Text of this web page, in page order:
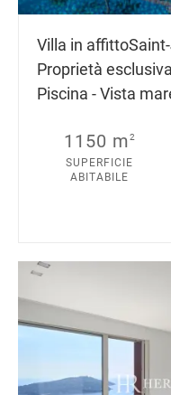
Villa in affitto
Proprietà
Piscina - Vista
1150 m2
SUPERFICIE
ABITABILE